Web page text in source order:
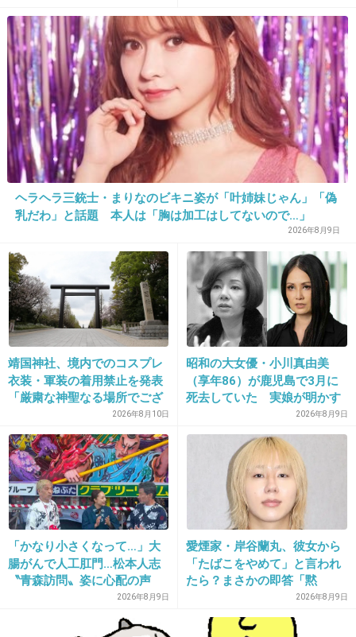
17. 匿名2013/03/21(木) 10:27:48
マルサになって脱税者を捕まえます！！(ｷﾘｯ）
って
言ってやってほしいｗｗｗ
+21 -2
18. 匿名 2013/03/21(木) 10:28:00
こんな話されても小学生はぽかーんとしてるだろうね
19. 匿名2013/03/21(木) 10:28:02
GACKTは何がしたくてどこに向かってるの？
+15 -2
20. 匿名2013/03/21(木) 10:28:18
小学生はGACKTのことどう思ってるのか気になる
悪夢ちゃんに出てた人ぐらいの認識かしら？
+5
21. 匿名2013/03/21(木) 10:28:20
賛否…JR東日本が示した見解
ヘラヘラ三銃士・まりなのビキニ姿が「叶姉妹じゃん」「偽
乳だわ」と話題 本人は「胸は加工はしてないので…」
2026年8月9日
靖国神社、境内でのコスプレ
衣装・軍装の着用禁止を発表
「厳粛な神聖なる場所でござ
2026年8月10日
昭和の大女優・小川真由美
（享年86）が鹿児島で3月に
死去していた 実娘が明かす
「毒母」の素顔と空白の晩年
2026年8月9日
「かなり小さくなって…」大
腸がんで人工肛門…松本人志
〝青森訪問〟姿に心配の声
続々「脂肪のない感じが痛ま
しい」「無理せずに」
2026年8月9日
愛煙家・岸谷蘭丸、彼女から
「たばこをやめて」と言われ
たら？まさかの即答「黙
2026年8月9日